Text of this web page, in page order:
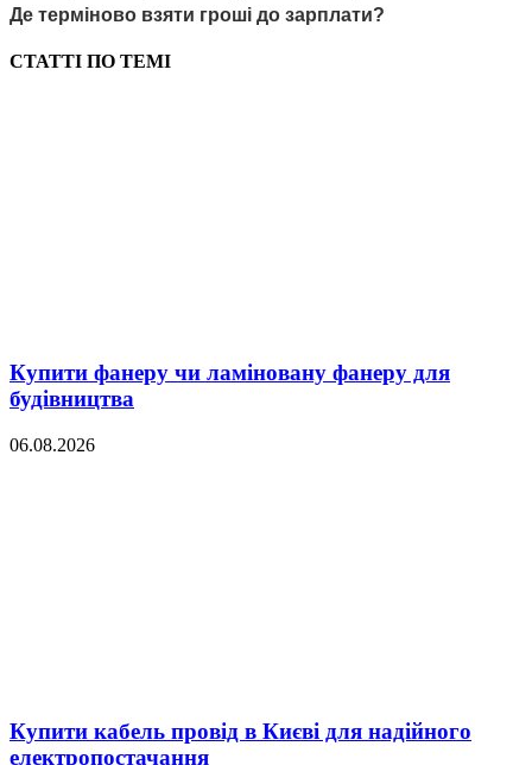
Де терміново взяти гроші до зарплати?
СТАТТІ ПО ТЕМІ
Купити фанеру чи ламіновану фанеру для
будівництва
06.08.2026
Купити кабель провід в Києві для надійного
електропостачання